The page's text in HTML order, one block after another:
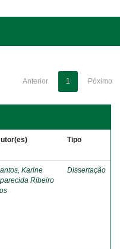
Anterior 1 Póximo
Tipo
Karine
Ribeiro
Dissertação